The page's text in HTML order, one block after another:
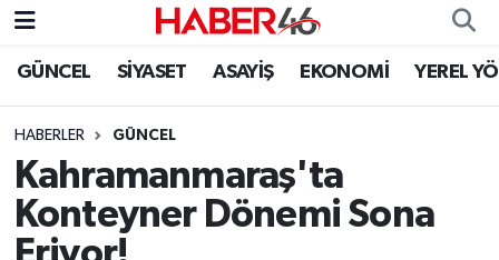
GÜNCEL SİYASET ASAYİŞ EKONOMİ YEREL
HABERLER GÜNCEL
Kahramanmaraş'ta
Konteyner Dönemi Sona
GÜNCEL
SİYASET
EKONOMİ
SPOR
Nöbetçi Eczaneler
Hava Durumu
Kahramanmaraş Namaz Vakitleri
Trafik Durumu